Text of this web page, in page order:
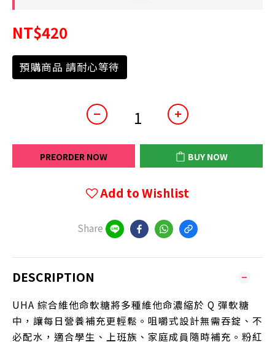
NT$420
預購商品 請耐心等待
PREORDER NOW BUY NOW
Add to Wishlist
Share
DESCRIPTION
UHA 綜合維他命軟糖將多種維他命濃縮於 Q 彈軟糖
中，讓每日營養補充更輕鬆。咀嚼式設計無需吞錠、不
必配水，適合學生、上班族、家庭成員隨時補充。粉紅